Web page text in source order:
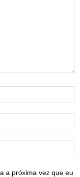
a próxima vez que eu